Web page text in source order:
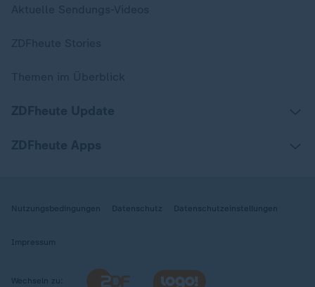
Nutzungsbedingungen Datenschutz Datenschutzeinstellungen
Impressum
Wechseln zu: